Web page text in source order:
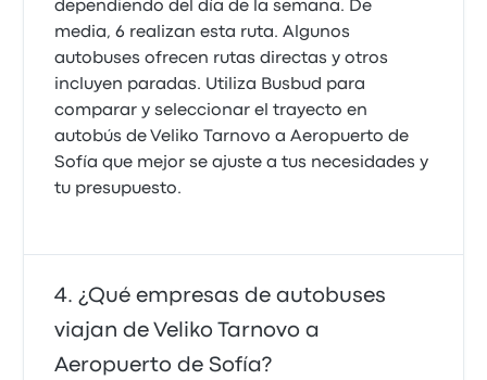
dependiendo del día de la semana. De
media, 6 realizan esta ruta. Algunos
autobuses ofrecen rutas directas y otros
incluyen paradas. Utiliza Busbud para
comparar y seleccionar el trayecto en
autobús de Veliko Tarnovo a Aeropuerto de
Sofía que mejor se ajuste a tus necesidades y
tu presupuesto.
¿Qué empresas de autobuses
viajan de Veliko Tarnovo a
Aeropuerto de Sofía?